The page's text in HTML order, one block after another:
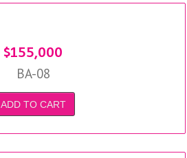
$155,000
BA-08
ADD TO CART